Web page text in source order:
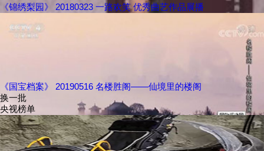
《锦绣梨园》 20180323 一路欢笑 优秀曲艺作品展播
《国宝档案》 20190516 名楼胜阁——仙境里的楼阁
换一批
央视榜单